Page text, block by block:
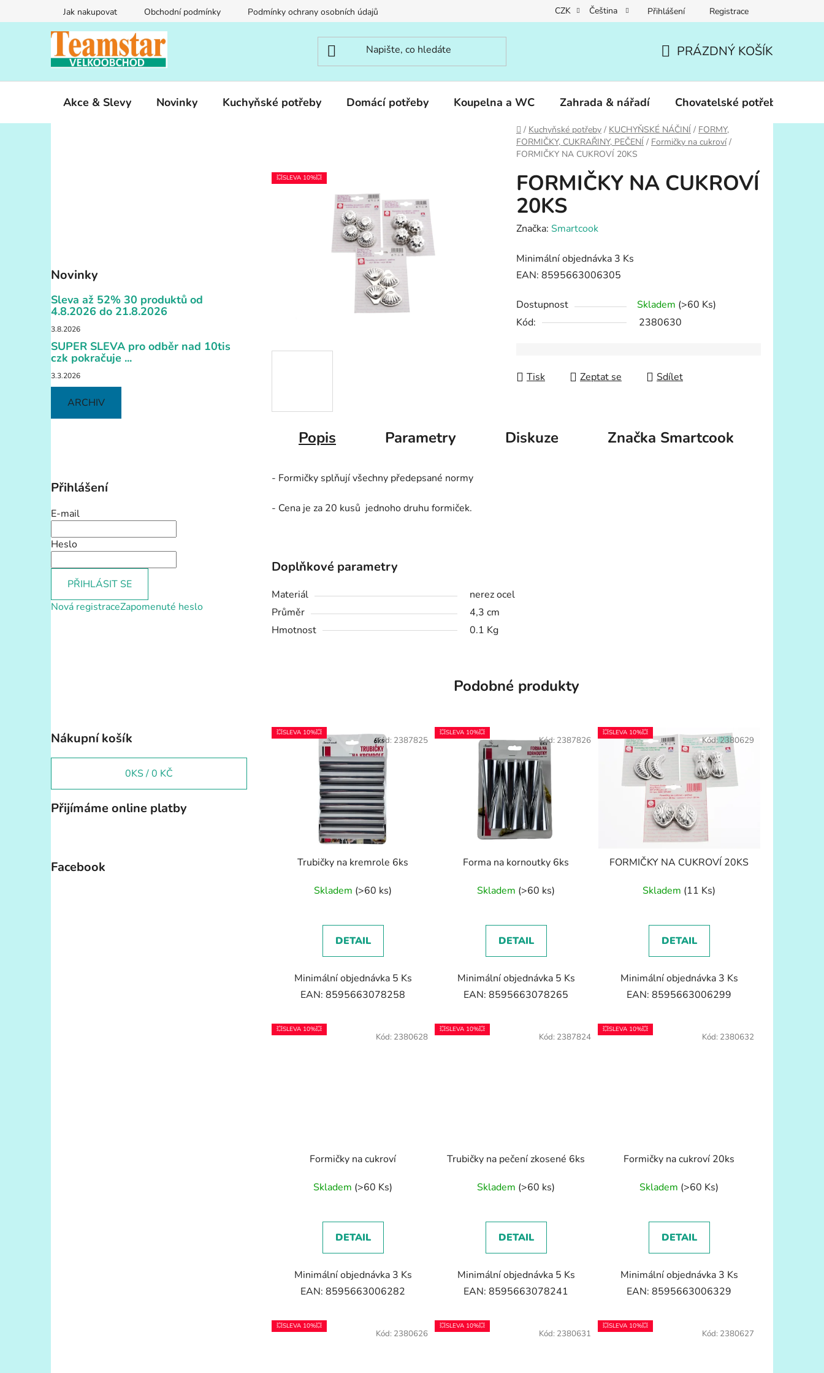
na
Jak nakupovat Obchodní podmínky Podmínky ochrany osobních údajů CZK Čeština Přihlášení Registrace
KOŠÍK
PRÁZDNÝ KOŠÍK
Akce & Slevy Novinky Kuchyňské potřeby Domácí potřeby Koupelna a WC Zahrada & nářadí Chovatelské potřeby
Domů
/ Kuchyňské potřeby / KUCHYŇSKÉ NÁČINÍ / FORMY,
FORMIČKY, CUKRAŘINY, PEČENÍ / Formičky na cukroví /
FORMIČKY NA CUKROVÍ 20KS
n
í
p
a
n
e
l
Novinky
Sleva až 52% 30 produktů od
4.8.2026 do 21.8.2026
3.8.2026
SUPER SLEVA pro odběr nad 10tis
czk pokračuje ...
3.3.2026
ARCHIV
Přihlášení
E-mail
Heslo
PŘIHLÁSIT SE
Nová registraceZapomenuté heslo
Nákupní košík
0KS /0 KČ
Přijímáme online platby
Facebook
FORMIČKY NA CUKROVÍ
20KS
Značka: Smartcook
Minimální objednávka 3 Ks
EAN: 8595663006305
Dostupnost Skladem (>60 Ks)
Kód:
2380630
Tisk Zeptat se Sdílet
💥SLEVA 10%💥
Popis Parametry Diskuze Značka Smartcook
- Formičky splňují všechny předepsané normy
- Cena je za 20 kusů jednoho druhu formiček.
Doplňkové parametry
Materiál
nerez ocel
Průměr
4,3 cm
Hmotnost
0.1 Kg
Podobné produkty
💥SLEVA 10%💥
Trubičky na kremrole 6ks
Skladem (>60 ks)
DETAIL
Minimální objednávka 5 Ks
EAN: 8595663078258
Kód: 2387825
💥SLEVA 10%💥
Forma na kornoutky 6ks
Skladem (>60 ks)
DETAIL
Minimální objednávka 5 Ks
EAN: 8595663078265
Kód: 2387826
💥SLEVA 10%💥
FORMIČKY NA CUKROVÍ 20KS
Skladem (11 Ks)
DETAIL
Minimální objednávka 3 Ks
EAN: 8595663006299
Kód:2380629
💥SLEVA 10%💥
Formičky na cukroví
Skladem (>60 Ks)
DETAIL
Minimální objednávka 3 Ks
EAN: 8595663006282
Kód: 2380628
💥SLEVA 10%💥
Trubičky na pečení zkosené 6ks
Skladem (>60 ks)
DETAIL
Minimální objednávka 5 Ks
EAN: 8595663078241
Kód: 2387824
💥SLEVA 10%💥
Formičky na cukroví 20ks
Skladem (>60 Ks)
DETAIL
Minimální objednávka 3 Ks
EAN: 8595663006329
Kód: 2380632
💥SLEVA 10%💥
Kód: 2380626
💥SLEVA 10%💥
Kód: 2380631
💥SLEVA 10%💥
Kód: 2380627